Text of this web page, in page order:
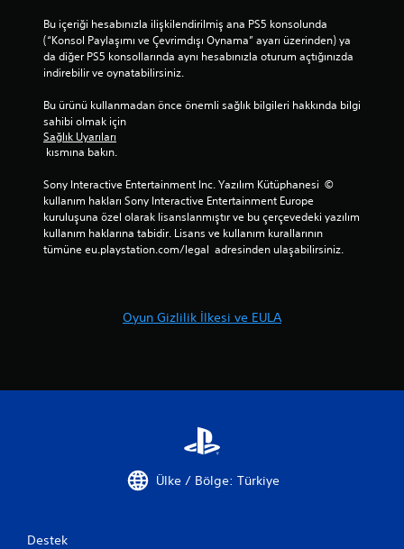
Bu içeriği hesabınızla ilişkilendirilmiş ana PS5 konsolunda
(“Konsol Paylaşımı ve Çevrimdışı Oynama” ayarı üzerinden) ya
da diğer PS5 konsollarında aynı hesabınızla oturum açtığınızda
indirebilir ve oynatabilirsiniz.
Bu ürünü kullanmadan önce önemli sağlık bilgileri hakkında bilgi
sahibi olmak için
Sağlık Uyarıları
kısmına bakın.
Sony Interactive Entertainment Inc. Yazılım Kütüphanesi  ©
kullanım hakları Sony Interactive Entertainment Europe
kuruluşuna özel olarak lisanslanmıştır ve bu çerçevedeki yazılım
kullanım haklarına tabidir. Lisans ve kullanım kurallarının
tümüne eu.playstation.com/legal  adresinden ulaşabilirsiniz.
Oyun Gizlilik İlkesi ve EULA
Ülke / Bölge: Türkiye
Destek